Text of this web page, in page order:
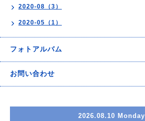
2020-08（3）
2020-05（1）
フォトアルバム
お問い合わせ
2026.08.10 Monday